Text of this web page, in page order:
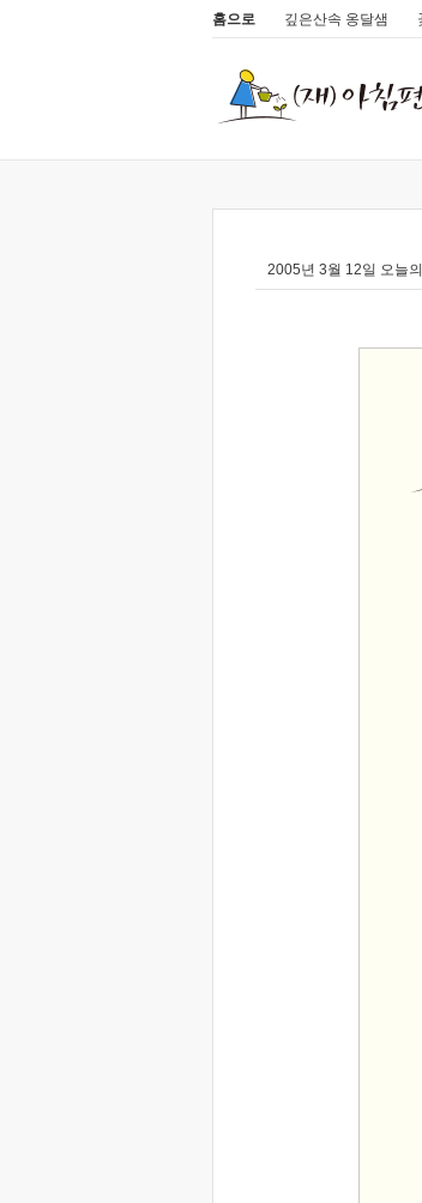
홈으로 깊은산속 옹달샘
2005년 3월 12일 오늘